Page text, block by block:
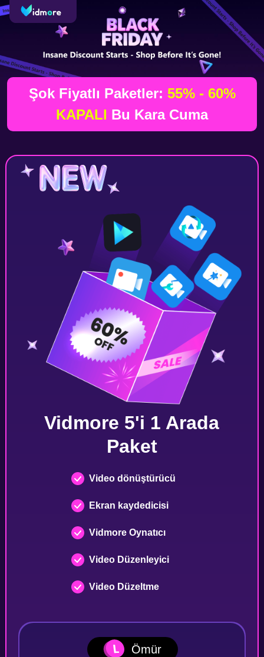
Şok Fiyatlı Paketler: 55% - 60%
KAPALI Bu Kara Cuma
Vidmore 5'i 1 Arada
Paket
Video dönüştürücü
Ekran kaydedicisi
Vidmore Oynatıcı
Video Düzenleyici
Video Düzeltme
Ömür